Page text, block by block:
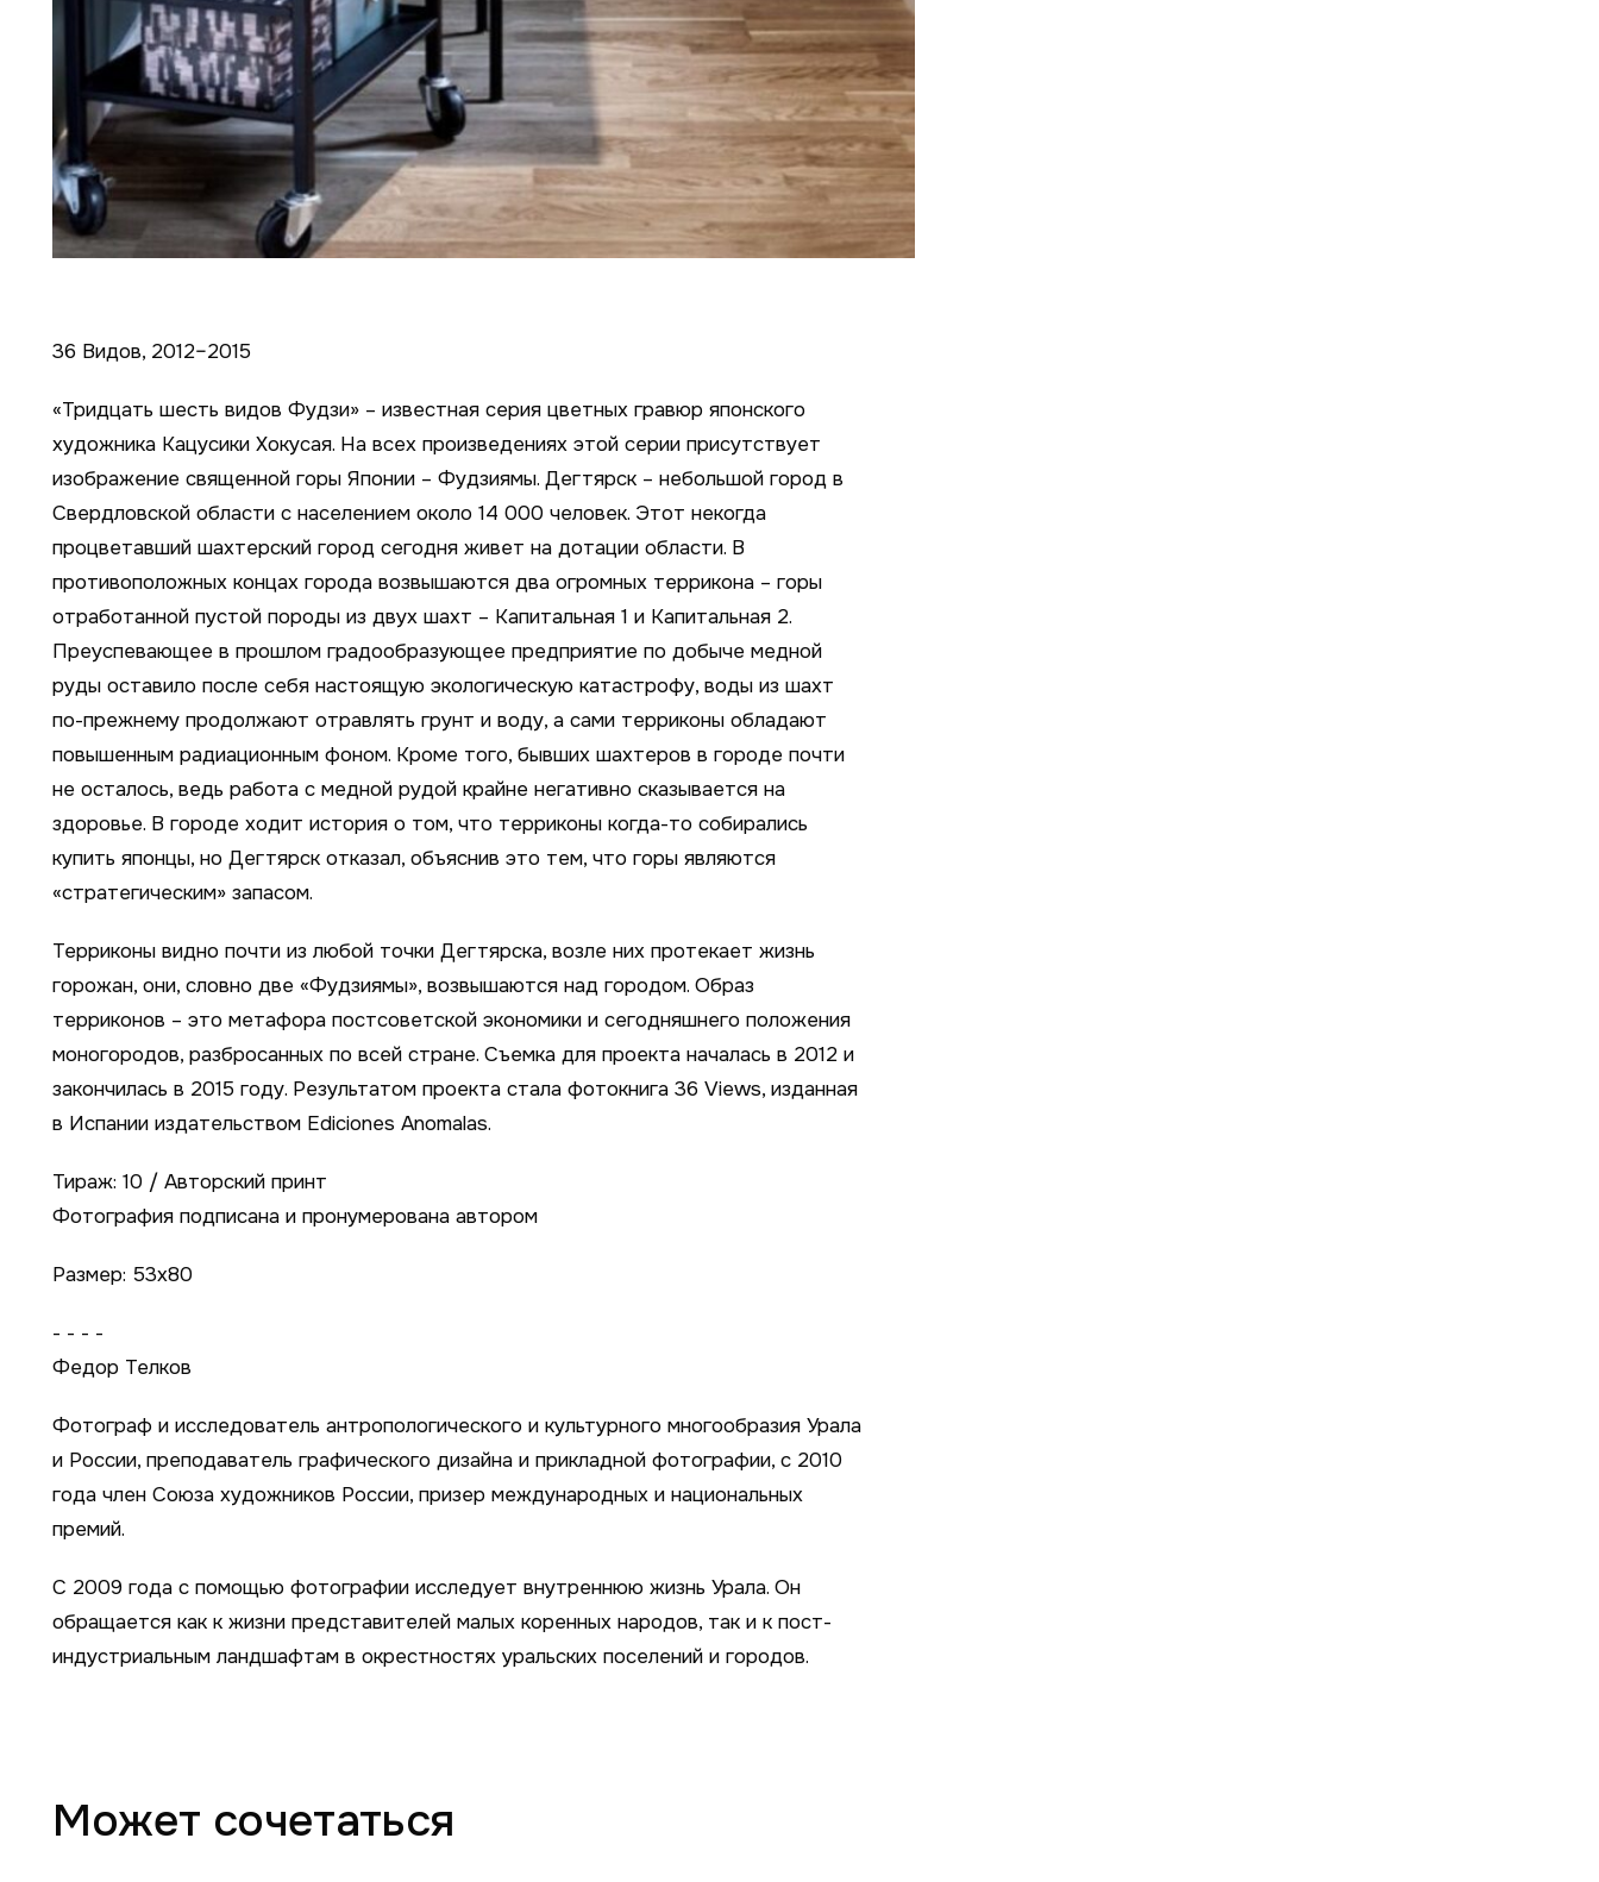
36 Видов, 2012–2015
«Тридцать шесть видов Фудзи» – известная серия цветных гравюр японского
художника Кацусики Хокусая. На всех произведениях этой серии присутствует
изображение священной горы Японии – Фудзиямы. Дегтярск – небольшой город в
Свердловской области с населением около 14 000 человек. Этот некогда
процветавший шахтерский город сегодня живет на дотации области. В
противоположных концах города возвышаются два огромных террикона – горы
отработанной пустой породы из двух шахт – Капитальная 1 и Капитальная 2.
Преуспевающее в прошлом градообразующее предприятие по добыче медной
руды оставило после себя настоящую экологическую катастрофу, воды из шахт
по-прежнему продолжают отравлять грунт и воду, а сами терриконы обладают
повышенным радиационным фоном. Кроме того, бывших шахтеров в городе почти
не осталось, ведь работа с медной рудой крайне негативно сказывается на
здоровье. В городе ходит история о том, что терриконы когда-то собирались
купить японцы, но Дегтярск отказал, объяснив это тем, что горы являются
«стратегическим» запасом.
Терриконы видно почти из любой точки Дегтярска, возле них протекает жизнь
горожан, они, словно две «Фудзиямы», возвышаются над городом. Образ
терриконов – это метафора постсоветской экономики и сегодняшнего положения
моногородов, разбросанных по всей стране. Съемка для проекта началась в 2012 и
закончилась в 2015 году. Результатом проекта стала фотокнига 36 Views, изданная
в Испании издательством Ediciones Anomalas.
Тираж: 10 / Авторский принт
Фотография подписана и пронумерована автором
Размер: 53х80
- - - -
Федор Телков
Фотограф и исследователь антропологического и культурного многообразия Урала
и России, преподаватель графического дизайна и прикладной фотографии, с 2010
года член Союза художников России, призер международных и национальных
премий.
С 2009 года с помощью фотографии исследует внутреннюю жизнь Урала. Он
обращается как к жизни представителей малых коренных народов, так и к пост-
индустриальным ландшафтам в окрестностях уральских поселений и городов.
Может сочетаться